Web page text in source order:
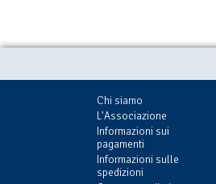
Chi siamo
L'Associazione
Informazioni sui
pagamenti
Informazioni sulle
spedizioni